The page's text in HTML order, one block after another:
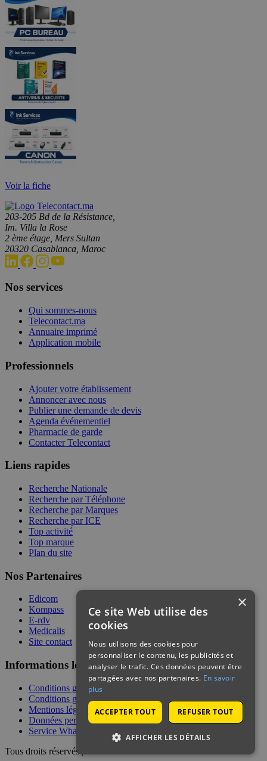
Voir la fiche
203-205 Bd de la Résistance,
Im. Villa la Rose
2 ème étage, Mers Sultan
20320 Casablanca, Maroc
Nos services
Qui sommes-nous
Telecontact.ma
Annuaire imprimé
Application mobile
Professionnels
Ajouter votre établissement
Annoncer avec nous
Publier une demande de devis
Agenda événementiel
Pharmacie de garde
Contacter Telecontact
Liens rapides
Recherche Nationale
Recherche par Téléphone
Recherche par Marques
Recherche par ICE
Top activité
Top marque
Plan du site
Nos Partenaires
Edicom
Kompass
E-rdv
Medicalis
Site contact
Informations légales
Conditions générales de services
Conditions générales de vente
Mentions légales
Données personnelles
Service WhatsApp
Tous droits réservés | © Telecontact 2026
×
Ce site Web utilise des
cookies
Nous utilisons des cookies pour
personnaliser le contenu, les publicités et
analyser le trafic. Ces données peuvent être
partagées avec nos partenaires. En savoir
plus
ACCEPTER TOUT REFUSER TOUT
AFFICHER LES DÉTAILS